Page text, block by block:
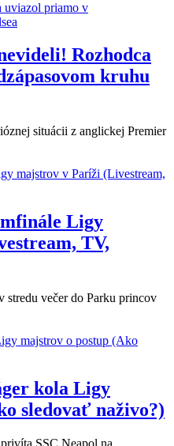
Rozhodca
kruhu
situácii z anglickej Premier
Ligy
TV,
stredu večer do Parku princov
kola Ligy
sledovať naživo?)
SSC Neapol na